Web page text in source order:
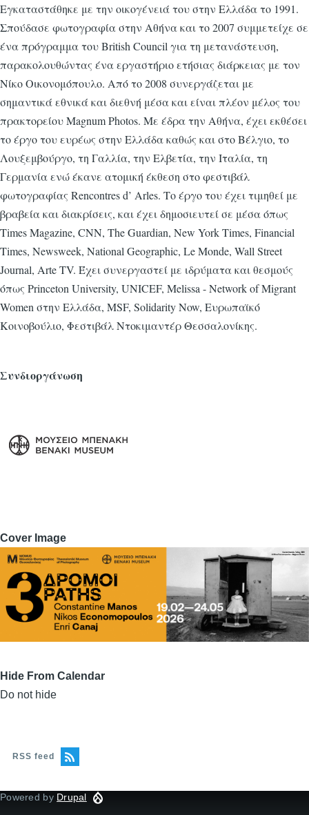
Εγκαταστάθηκε με την οικογένειά του στην Ελλάδα το 1991.
Σπούδασε φωτογραφία στην Αθήνα και το 2007 συμμετείχε σε
ένα πρόγραμμα του British Council για τη μετανάστευση,
παρακολουθώντας ένα εργαστήριο ετήσιας διάρκειας με τον
Νίκο Οικονομόπουλο. Από το 2008 συνεργάζεται με
σημαντικά εθνικά και διεθνή μέσα και είναι πλέον μέλος του
πρακτορείου Magnum Photos. Με έδρα την Αθήνα, έχει εκθέσει
το έργο του ευρέως στην Ελλάδα καθώς και στο Βέλγιο, το
Λουξεμβούργο, τη Γαλλία, την Ελβετία, την Ιταλία, τη
Γερμανία ενώ έκανε ατομική έκθεση στο φεστιβάλ
φωτογραφίας Rencontres d’ Arles. Το έργο του έχει τιμηθεί με
βραβεία και διακρίσεις, και έχει δημοσιευτεί σε μέσα όπως
Times Magazine, CNN, The Guardian, New York Times, Financial
Times, Newsweek, National Geographic, Le Monde, Wall Street
Journal, Arte TV. Έχει συνεργαστεί με ιδρύματα και θεσμούς
όπως Princeton University, UNICEF, Melissa - Network of Migrant
Women στην Ελλάδα, MSF, Solidarity Now, Ευρωπαϊκό
Κοινοβούλιο, Φεστιβάλ Ντοκιμαντέρ Θεσσαλονίκης.
Συνδιοργάνωση
Cover Image
Hide From Calendar
Do not hide
RSS feed
Powered by Drupal